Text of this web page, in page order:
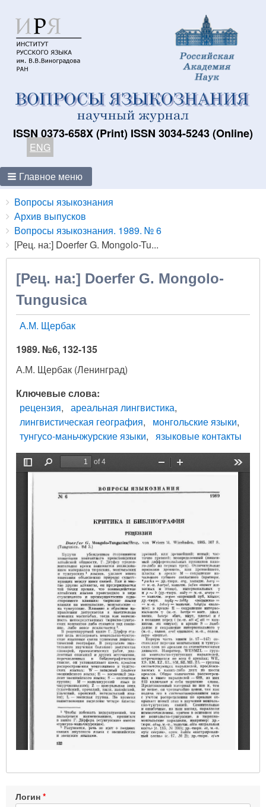
ISSN 0373-658X (Print) ISSN 3034-5243 (Online)
ENG
Главное меню
Breadcrumbs
You
are
here:
Вопросы языкознания
Архив выпусков
Вопросы языкознания. 1989. № 6
[Рец. на:] Doerfer G. Mongolo-Tu...
[Рец. на:] Doerfer G. Mongolo-
Tungusica
А.М. Щербак
1989. №6, 132-135
А.М. Щербак (Ленинград)
Ключевые слова
рецензия
ареальная лингвистика
лингвистическая география
монгольские языки
тунгусо-маньчжурские языки
языковые контакты
Логин